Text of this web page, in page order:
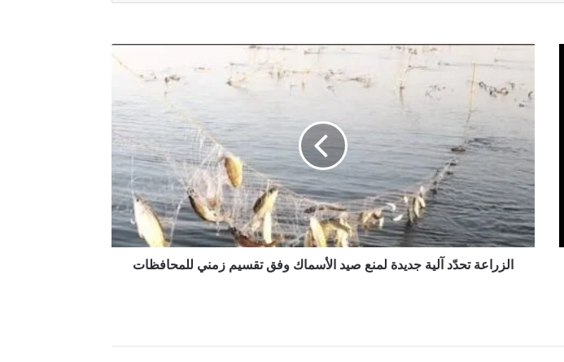
آلية
جديدة
صيد
الأسماك
وفق
تقسيم
زمني
للمحافظات
الزراعة تحدّد آلية جديدة لمنع صيد الأسماك وفق تقسيم زمني للمحافظات